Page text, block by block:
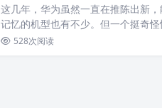
这几年，华为虽然一直在推陈出新
记忆的机型也有不少。但一个挺奇怪
拿本人身边例子…
528次阅读